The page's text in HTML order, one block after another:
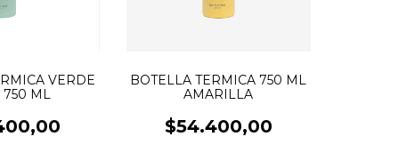
VERDE
750 ML
BOTELLA TERMICA 750 ML
AMARILLA
$54.400,00